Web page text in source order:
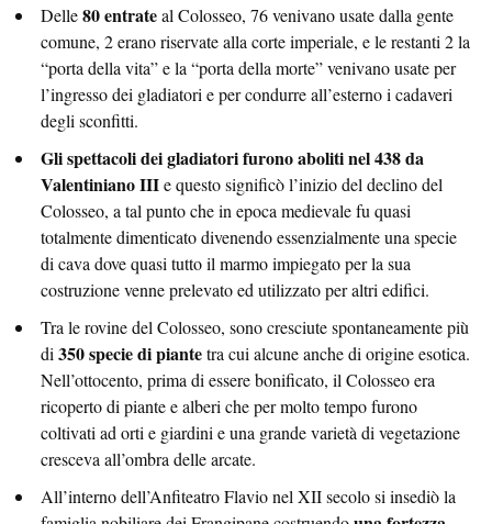
Delle80 entrateal Colosseo, 76 venivano usate dalla gente
comune, 2 erano riservate alla corte imperiale, e le restanti 2 la
“porta della vita” e la “porta della morte” venivano usate per
l’ingresso dei gladiatori e per condurre all’esterno i cadaveri
degli sconfitti.
Gli spettacoli dei gladiatori furono aboliti nel 438 da
Valentiniano IIIe questo significò l’inizio del declino del
Colosseo, a tal punto che in epoca medievale fu quasi
totalmente dimenticato divenendo essenzialmente una specie
di cava dove quasi tutto il marmo impiegato per la sua
costruzione venne prelevato ed utilizzato per altri edifici.
Tra le rovine del Colosseo, sono cresciute spontaneamente più
di 350 specie di piantetra cui alcune anche di origine esotica.
Nell’ottocento, prima di essere bonificato, il Colosseo era
ricoperto di piante e alberi che per molto tempo furono
coltivati ad orti e giardini e una grande varietà di vegetazione
cresceva all’ombra delle arcate.
All’interno dell’Anfiteatro Flavio nel XII secolo si insediò la